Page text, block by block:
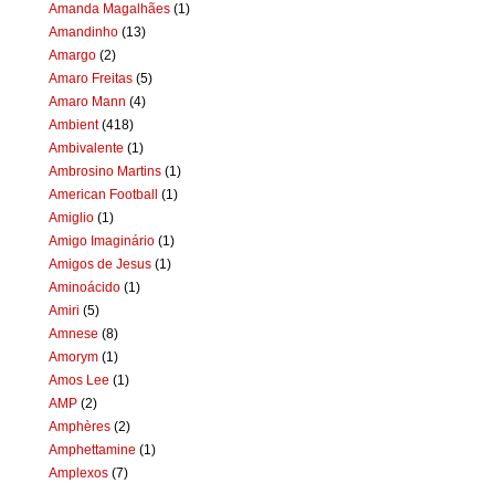
Amanda Magalhães (1)
Amandinho (13)
Amargo (2)
Amaro Freitas (5)
Amaro Mann (4)
Ambient (418)
Ambivalente (1)
Ambrosino Martins (1)
American Football (1)
Amiglio (1)
Amigo Imaginário (1)
Amigos de Jesus (1)
Aminoácido (1)
Amiri (5)
Amnese (8)
Amorym (1)
Amos Lee (1)
AMP (2)
Amphères (2)
Amphettamine (1)
Amplexos (7)